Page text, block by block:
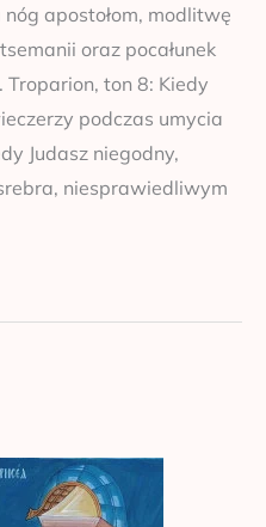
apostołom, modlitwę
oraz pocałunek
Troparion, ton 8: Kiedy
podczas umycia
Judasz niegodny,
niesprawiedliwym